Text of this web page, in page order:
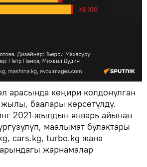
арасында кеңири колдонулган
жылы, баалары көрсөтүлдү.
2021-жылдын январь айынан
маалымат булактары
cars.kg, turbo.kg жана
жарнамалар